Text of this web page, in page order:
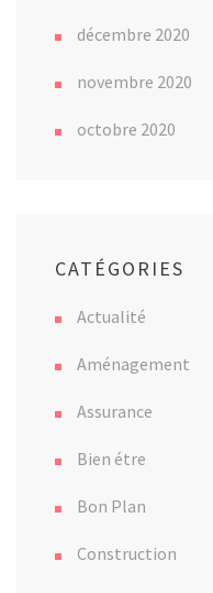
décembre 2020
novembre 2020
octobre 2020
CATÉGORIES
Actualité
Aménagement
Assurance
Bien étre
Bon Plan
Construction